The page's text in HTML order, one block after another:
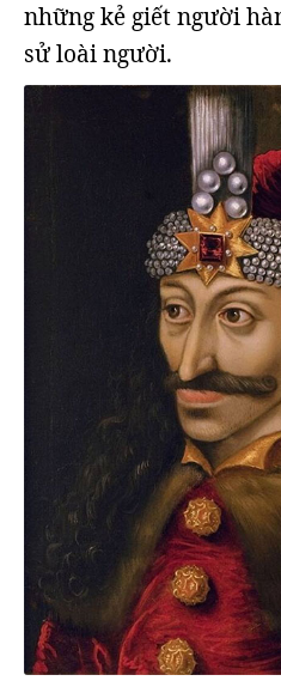
những kẻ giết người
sử loài người.